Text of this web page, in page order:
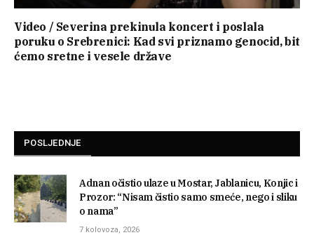
Video / Severina prekinula koncert i poslala
poruku o Srebrenici: Kad svi priznamo genocid, bit
ćemo sretne i vesele države
POSLJEDNJE
Adnan očistio ulaze u Mostar, Jablanicu, Konjic i
Prozor: “Nisam čistio samo smeće, nego i sliku
o nama”
7 kolovoza, 2026